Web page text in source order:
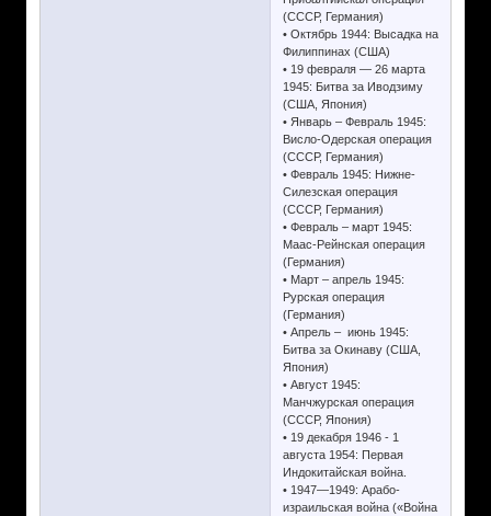
(СССР, Германия)
• Октябрь 1944: Высадка на
Филиппинах (США)
• 19 февраля — 26 марта
1945: Битва за Иводзиму
(США, Япония)
• Январь – Февраль 1945:
Висло-Одерская операция
(СССР, Германия)
• Февраль 1945: Нижне-
Силезская операция
(СССР, Германия)
• Февраль – март 1945:
Маас-Рейнская операция
(Германия)
• Март – апрель 1945:
Рурская операция
(Германия)
• Апрель – июнь 1945:
Битва за Окинаву (США,
Япония)
• Август 1945:
Манчжурская операция
(СССР, Япония)
• 19 декабря 1946 - 1
августа 1954: Первая
Индокитайская война.
• 1947—1949: Арабо-
израильская война («Война